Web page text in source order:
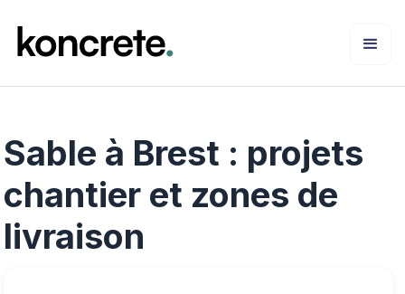
Sable à Brest : projets
chantier et zones de
livraison